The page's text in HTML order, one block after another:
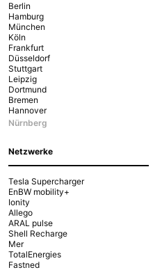
Berlin
Hamburg
München
Köln
Frankfurt
Düsseldorf
Stuttgart
Leipzig
Dortmund
Bremen
Hannover
Nürnberg
Netzwerke
Tesla Supercharger
EnBW mobility+
Ionity
Allego
ARAL pulse
Shell Recharge
Mer
TotalEnergies
Fastned